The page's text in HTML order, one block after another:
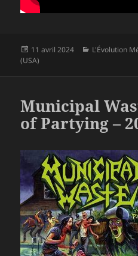
Publié
le
11 avril 2024 Catégories
L'Évolution
(USA)
Municipal
of Partying –